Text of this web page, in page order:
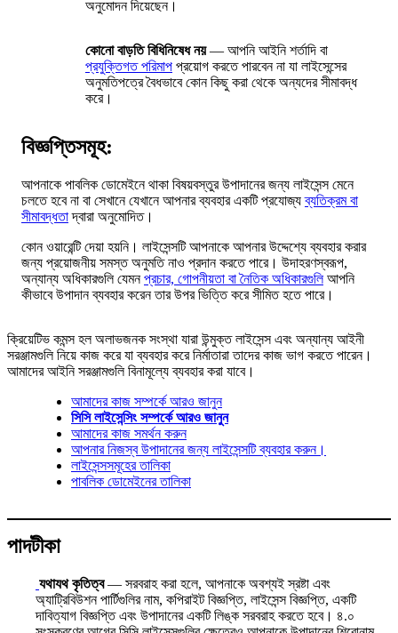
অনুমোদন দিয়েছেন।
কোনো বাড়তি বিধিনিষেধ নয়— আপনি আইনি শর্তাদি বা
প্রযুক্তিগত পরিমাপ প্রয়োগ করতে পারবেন না যা লাইসেন্সের
অনুমতিপত্রে বৈধভাবে কোন কিছু করা থেকে অন্যদের সীমাবদ্ধ
করে।
বিজ্ঞপ্তিসমূহ:
আপনাকে পাবলিক ডোমেইনে থাকা বিষয়বস্তুর উপাদানের জন্য লাইসেন্স মেনে
চলতে হবে না বা সেখানে যেখানে আপনার ব্যবহার একটি প্রযোজ্যব্যতিক্রম বা
সীমাবদ্ধতাদ্বারা অনুমোদিত।
কোন ওয়ারেন্টি দেয়া হয়নি। লাইসেন্সটি আপনাকে আপনার উদ্দেশ্যে ব্যবহার করার
জন্য প্রয়োজনীয় সমস্ত অনুমতি নাও প্রদান করতে পারে। উদাহরণস্বরূপ,
অন্যান্য অধিকারগুলি যেমনপ্রচার, গোপনীয়তা বা নৈতিক অধিকারগুলিআপনি
কীভাবে উপাদান ব্যবহার করেন তার উপর ভিত্তি করে সীমিত হতে পারে।
ক্রিয়েটিভ কমন্স হল অলাভজনক সংস্থা যারা উন্মুক্ত লাইসেন্স এবং অন্যান্য আইনী
সরঞ্জামগুলি নিয়ে কাজ করে যা ব্যবহার করে নির্মাতারা তাদের কাজ ভাগ করতে পারেন।
আমাদের আইনি সরঞ্জামগুলি বিনামূল্যে ব্যবহার করা যাবে।
আমাদের কাজ সম্পর্কে আরও জানুন
সিসি লাইসেন্সিং সম্পর্কে আরও জানুন
আমাদের কাজ সমর্থন করুন
আপনার নিজস্ব উপাদানের জন্য লাইসেন্সটি ব্যবহার করুন।
লাইসেন্সসমূহের তালিকা
পাবলিক ডোমেইনের তালিকা
পাদটীকা
যথাযথ কৃতিত্ব— সরবরাহ করা হলে, আপনাকে অবশ্যই স্রষ্টা এবং
অ্যাট্রিবিউশন পার্টিগুলির নাম, কপিরাইট বিজ্ঞপ্তি, লাইসেন্স বিজ্ঞপ্তি, একটি
দাবিত্যাগ বিজ্ঞপ্তি এবং উপাদানের একটি লিঙ্ক সরবরাহ করতে হবে। ৪.০